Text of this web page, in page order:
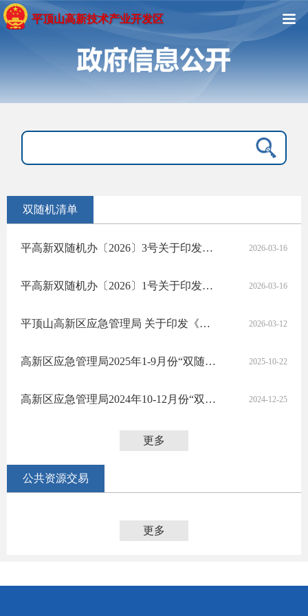
平顶山高新技术产业开发区
双随机清单
平高新双随机办〔2026〕3号关于印发《2026年平顶山高新区“一业一查”部门联合检查计划（第一版）》的通知 2026-03-16
平高新双随机办〔2026〕1号关于印发《平顶山高新区“一业一查”部门联合抽查事项清单（第一版）》的通知 2026-03-16
平顶山高新区应急管理局 关于印发《平顶山高新区应急管理局2026年度安全生产监督检查计划》的通知 2026-03-12
高新区应急管理局2025年1-9月份“双随机、一公开”抽查结果公示 2025-10-22
高新区应急管理局2024年10-12月份“双随机、一公开”抽查结果公示 2024-12-25
更多
公共资源交易
更多